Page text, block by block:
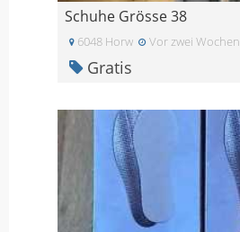
Schuhe Grösse 38
6048 Horw Vor zwei Wochen
Gratis